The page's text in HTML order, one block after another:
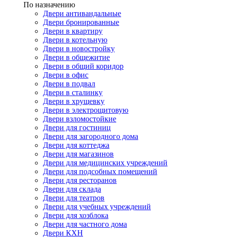
По назначению
Двери антивандальные
Двери бронированные
Двери в квартиру
Двери в котельную
Двери в новостройку
Двери в общежитие
Двери в общий коридор
Двери в офис
Двери в подвал
Двери в сталинку
Двери в хрущевку
Двери в электрощитовую
Двери взломостойкие
Двери для гостиниц
Двери для загородного дома
Двери для коттеджа
Двери для магазинов
Двери для медицинских учреждений
Двери для подсобных помещений
Двери для ресторанов
Двери для склада
Двери для театров
Двери для учебных учреждений
Двери для хозблока
Двери для частного дома
Двери КХН